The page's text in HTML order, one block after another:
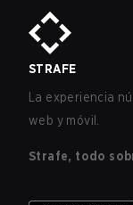
STRAFE
La experiencia
web y móvil.
Strafe, todo